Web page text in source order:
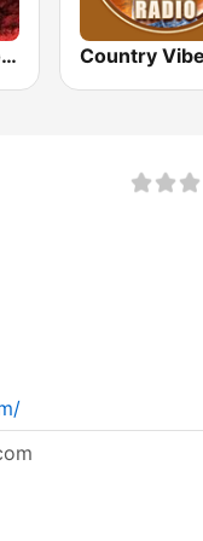
Radio Classic Rock Country